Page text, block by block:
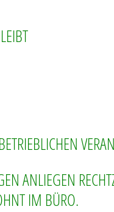
ANLIEGEN
IM BÜRO.